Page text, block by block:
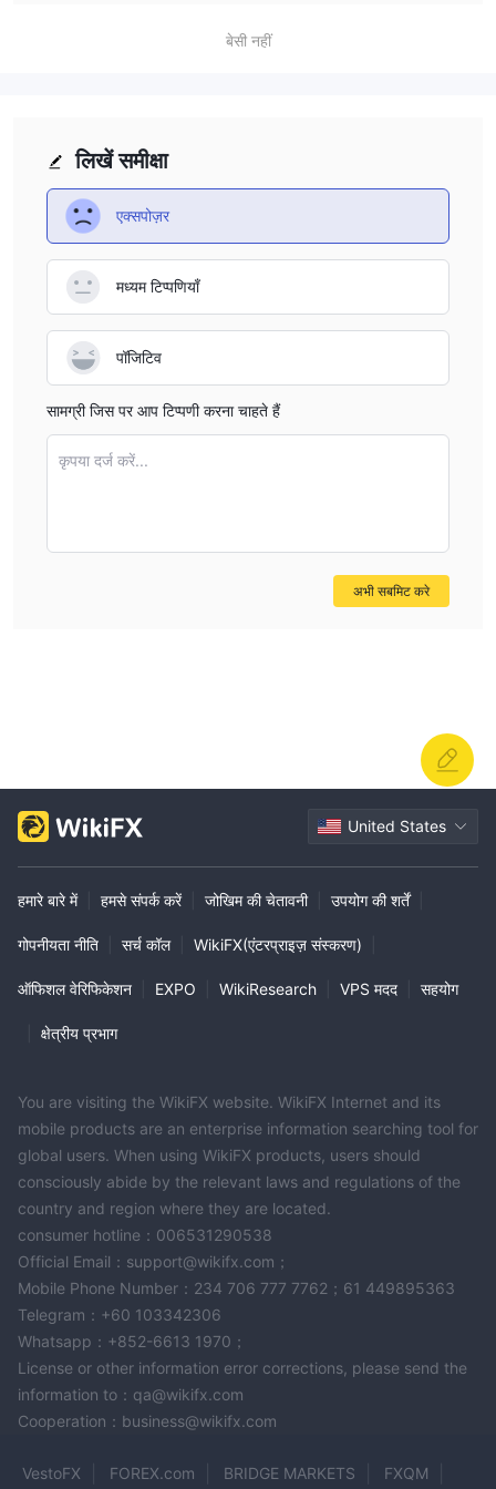
बेसी नहीं
लिखें समीक्षा
एक्सपोज़र
मध्यम टिप्पणियाँ
पॉजिटिव
सामग्री जिस पर आप टिप्पणी करना चाहते हैं
कृपया दर्ज करें...
अभी सबमिट करे
United States
हमारे बारे में हमसे संपर्क करें जोखिम की चेतावनी उपयोग की शर्तें
गोपनीयता नीति सर्च कॉल WikiFX(एंटरप्राइज़ संस्करण)
ऑफिशल वेरिफिकेशन EXPO WikiResearch VPS मदद सहयोग
क्षेत्रीय प्रभाग
You are visiting the WikiFX website. WikiFX Internet and its
mobile products are an enterprise information searching tool for
global users. When using WikiFX products, users should
consciously abide by the relevant laws and regulations of the
country and region where they are located.
consumer hotline：006531290538
Official Email：support@wikifx.com；
Mobile Phone Number：234 706 777 7762；61 449895363
Telegram：+60 103342306
Whatsapp：+852-6613 1970；
License or other information error corrections, please send the
information to：qa@wikifx.com
Cooperation：business@wikifx.com
VestoFX FOREX.com BRIDGE MARKETS FXQM